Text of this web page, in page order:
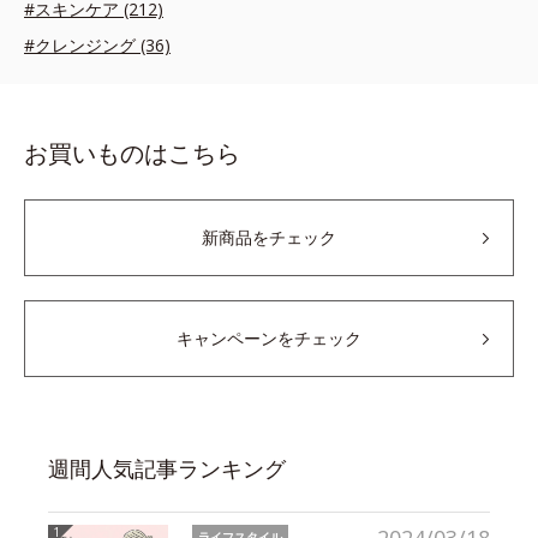
#スキンケア (212)
#クレンジング (36)
お買いものはこちら
新商品をチェック
キャンペーンをチェック
週間人気記事ランキング